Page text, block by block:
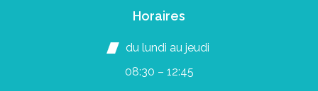
Horaires
du lundi au jeudi
08:30 – 12:45